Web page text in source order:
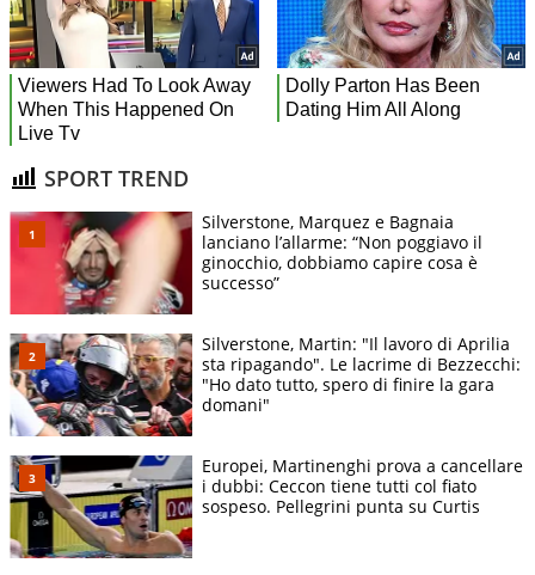
SPORT TREND
Silverstone, Marquez e Bagnaia
lanciano l’allarme: “Non poggiavo il
ginocchio, dobbiamo capire cosa è
successo”
Silverstone, Martin: "Il lavoro di Aprilia
sta ripagando". Le lacrime di Bezzecchi:
"Ho dato tutto, spero di finire la gara
domani"
Europei, Martinenghi prova a cancellare
i dubbi: Ceccon tiene tutti col fiato
sospeso. Pellegrini punta su Curtis